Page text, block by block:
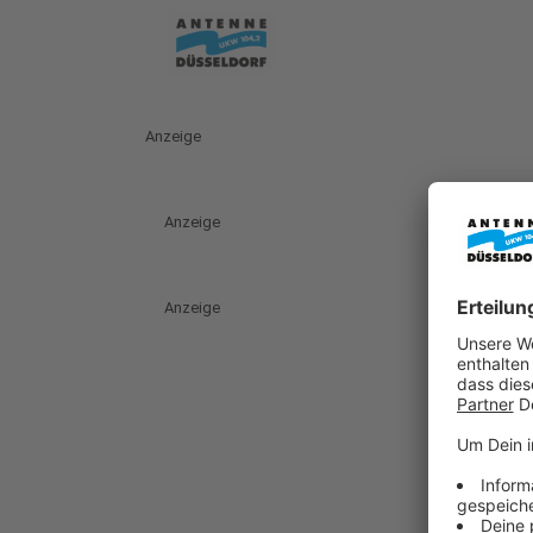
Anzeige
Anzeige
Anzeige